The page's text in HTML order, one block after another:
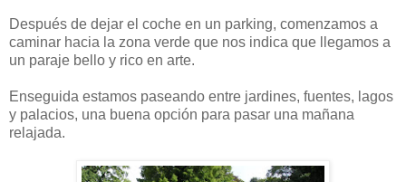
Después de dejar el coche en un parking, comenzamos a
caminar hacia la zona verde que nos indica que llegamos a
un paraje bello y rico en arte.
Enseguida estamos paseando entre jardines, fuentes, lagos
y palacios, una buena opción para pasar una mañana
relajada.